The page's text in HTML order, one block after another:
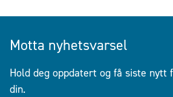
Motta nyhetsvarsel
Hold deg oppdatert og få siste nytt
din.